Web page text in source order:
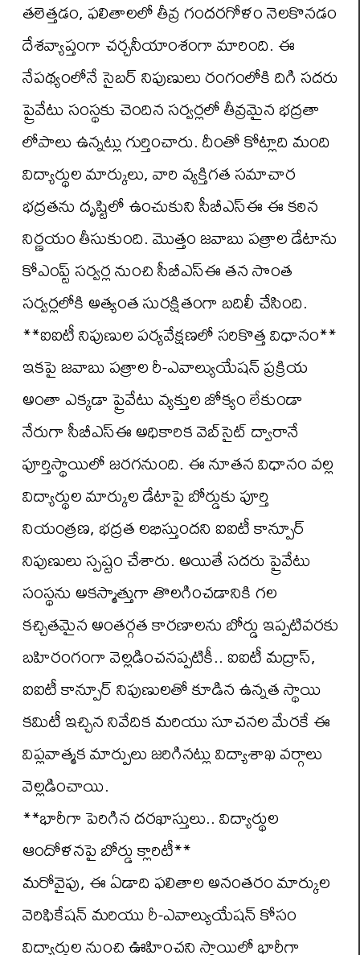
తలెత్తడం, ఫలితాలలో తీవ్ర గందరగోళం నెలకొనడం
దేశవ్యాప్తంగా చర్చనీయాంశంగా మారింది. ఈ
నేపథ్యంలోనే సైబర్ నిపుణులు రంగంలోకి దిగి సదరు
ప్రైవేటు సంస్థకు చెందిన సర్వర్లలో తీవ్రమైన భద్రతా
లోపాలు ఉన్నట్లు గుర్తించారు. దీంతో కోట్లాది మంది
విద్యార్థుల మార్కులు, వారి వ్యక్తిగత సమాచార
భద్రతను దృష్టిలో ఉంచుకుని సీబీఎస్‌ఈ ఈ కఠిన
నిర్ణయం తీసుకుంది. మొత్తం జవాబు పత్రాల డేటాను
కోఎంప్ట్ సర్వర్ల నుంచి సీబీఎస్‌ఈ తన సొంత
సర్వర్లలోకి అత్యంత సురక్షితంగా బదిలీ చేసింది.
**ఐఐటీ నిపుణుల పర్యవేక్షణలో సరికొత్త విధానం**
ఇకపై జవాబు పత్రాల రీ-ఎవాల్యుయేషన్ ప్రక్రియ
అంతా ఎక్కడా ప్రైవేటు వ్యక్తుల జోక్యం లేకుండా
నేరుగా సీబీఎస్‌ఈ అధికారిక వెబ్‌సైట్ ద్వారానే
పూర్తిస్థాయిలో జరగనుంది. ఈ నూతన విధానం వల్ల
విద్యార్థుల మార్కుల డేటాపై బోర్డుకు పూర్తి
నియంత్రణ, భద్రత లభిస్తుందని ఐఐటీ కాన్పూర్
నిపుణులు స్పష్టం చేశారు. అయితే సదరు ప్రైవేటు
సంస్థను అకస్మాత్తుగా తొలగించడానికి గల
కచ్చితమైన అంతర్గత కారణాలను బోర్డు ఇప్పటివరకు
బహిరంగంగా వెల్లడించనప్పటికీ.. ఐఐటీ మద్రాస్,
ఐఐటీ కాన్పూర్ నిపుణులతో కూడిన ఉన్నత స్థాయి
కమిటీ ఇచ్చిన నివేదిక మరియు సూచనల మేరకే ఈ
విప్లవాత్మక మార్పులు జరిగినట్లు విద్యాశాఖ వర్గాలు
వెల్లడించాయి.
**భారీగా పెరిగిన దరఖాస్తులు.. విద్యార్థుల
ఆందోళనపై బోర్డు క్లారిటీ**
మరోవైపు, ఈ ఏడాది ఫలితాల అనంతరం మార్కుల
వెరిఫికేషన్ మరియు రీ-ఎవాల్యుయేషన్ కోసం
విద్యార్థుల నుంచి ఊహించని స్థాయిలో భారీగా